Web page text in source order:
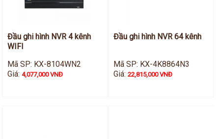
Đầu ghi hình NVR 4 kênh
WIFI
Mã SP: KX-8104WN2
Giá:4,077,000 VNĐ
Đầu ghi hình NVR 64 kênh
Mã SP: KX-4K8864N3
Giá: 22,815,000 VNĐ